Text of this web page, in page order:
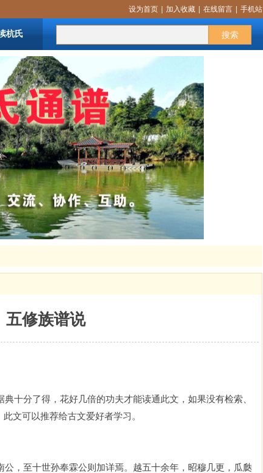
搜索
设为首页 加入收藏 在线留言 手机站
杭氏 更多
五修族谱说
十分了得，花好几倍的功夫才能读通此文，如果没有检索、
文可以推荐给古文爱好者学习。
公，至十世孙奉霖公则加详焉。越五十余年，昭穆几更，瓜瓞